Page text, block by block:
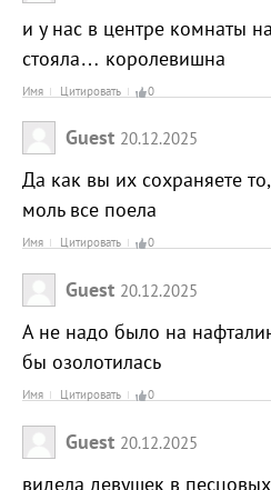
и у нас в центре комнаты
стояла… королевишна
Имя Цитировать 0
Guest 20.12.2025
Да как вы их сохраняете
моль все поела
Имя Цитировать 0
Guest 20.12.2025
А не надо было на
бы озолотилась
Имя Цитировать 0
Guest 20.12.2025
видела девушек в